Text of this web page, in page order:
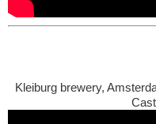
Kleiburg brewery,